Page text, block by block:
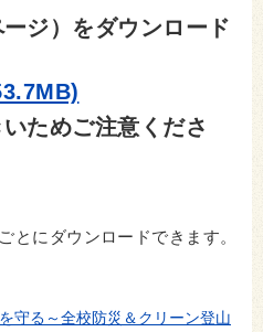
ジ）をダウンロード
ためご注意くださ
とにダウンロードできます。
守る～全校防災＆クリーン登山